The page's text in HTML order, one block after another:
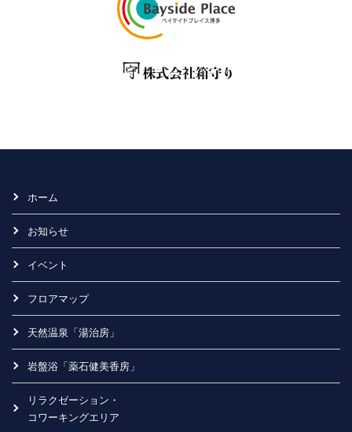
ホーム
お知らせ
イベント
フロアマップ
天然温泉「湯治房」
岩盤浴「薬石健美香房」
リラクゼーション・
コワーキングエリア